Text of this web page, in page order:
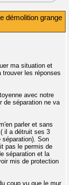
démolition grange
ma situation et
trouver les réponses
avec notre
de séparation ne va
parler et sans
il a détruit ses 3
Son
pas le permis de
séparation et la
mis de protection
coup vu que le mur